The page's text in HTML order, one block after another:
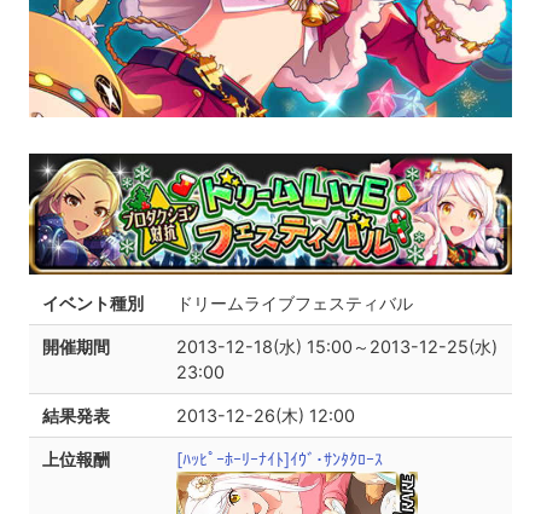
イベント種別 ドリームライブフェスティバル
開催期間
2013-12-18(水) 15:00～2013-12-25(水)
23:00
結果発表 2013-12-26(木) 12:00
上位報酬 [ﾊｯﾋﾟｰﾎｰﾘｰﾅｲﾄ]ｲｳﾞ･ｻﾝﾀｸﾛｰｽ